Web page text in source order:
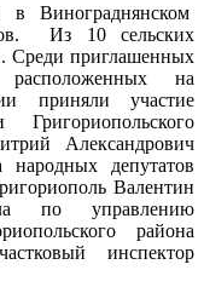
в Винограднянском
Из 10 сельских
. Среди приглашенных
на
приняли участие
Григориопольского
Александрович
депутатов
Валентин
по управлению
района
инспектор